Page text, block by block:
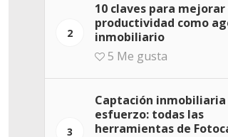
2
10 claves para
productividad como
inmobiliario
5 Me gusta
3
Captación inmobiliaria
esfuerzo: todas las
herramientas de